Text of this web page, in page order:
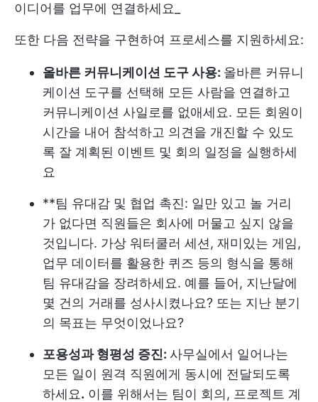
이디어를 업무에 연결하세요_
또한 다음 전략을 구현하여 프로세스를 지원하세요:
올바른 커뮤니케이션 도구 사용: 올바른 커뮤니
케이션 도구를 선택해 모든 사람을 연결하고
커뮤니케이션 사일로를 없애세요. 모든 회원이
시간을 내어 참석하고 의견을 개진할 수 있도
록 잘 계획된 이벤트 및 회의 일정을 실행하세
요
**팀 유대감 및 협업 촉진: 일만 있고 놀 거리
가 없다면 직원들은 회사에 머물고 싶지 않을
것입니다. 가상 워터쿨러 세션, 재미있는 게임,
업무 데이터를 활용한 퀴즈 등의 형식을 통해
팀 유대감을 장려하세요. 예를 들어, 지난달에
몇 건의 거래를 성사시켰나요? 또는 지난 분기
의 목표는 무엇이었나요?
포용성과 형평성 증진: 사무실에서 일어나는
모든 일이 원격 직원에게 동시에 전달되도록
하세요. 이를 위해서는 팀이 회의, 프로젝트 계